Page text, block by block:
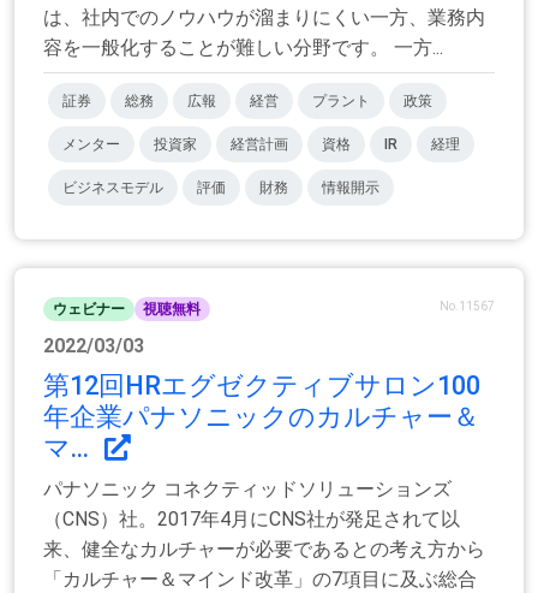
は、社内でのノウハウが溜まりにくい一方、業務内
容を一般化することが難しい分野です。 一方...
証券 総務 広報 経営 プラント 政策
メンター 投資家 経営計画 資格 IR 経理
ビジネスモデル 評価 財務 情報開示
ウェビナー 視聴無料 No.11567
2022/03/03
第12回HRエグゼクティブサロン100
年企業パナソニックのカルチャー＆
マ...
パナソニック コネクティッドソリューションズ
（CNS）社。2017年4月にCNS社が発足されて以
来、健全なカルチャーが必要であるとの考え方から
「カルチャー＆マインド改革」の7項目に及ぶ総合